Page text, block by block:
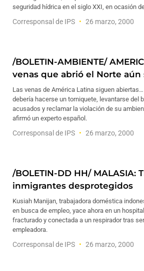
seguridad hídrica en el siglo XXI, en ocasión
Corresponsal de IPS 26 marzo, 2000
/BOLETIN-AMBIENTE/
venas que abrió el Norte aún
Las venas de América Latina siguen
debería hacerse un torniquete, levantarse del
acusados y reclamar la violación de su
afirmó un experto español.
Corresponsal de IPS 26 marzo, 2000
/BOLETIN-DD HH/ MALASIA:
inmigrantes desprotegidos
Kusiah Manijan, trabajadora doméstica
en busca de empleo, yace ahora en un
fracturado y conectada a un respirador tras
empleadora.
Corresponsal de IPS 26 marzo, 2000